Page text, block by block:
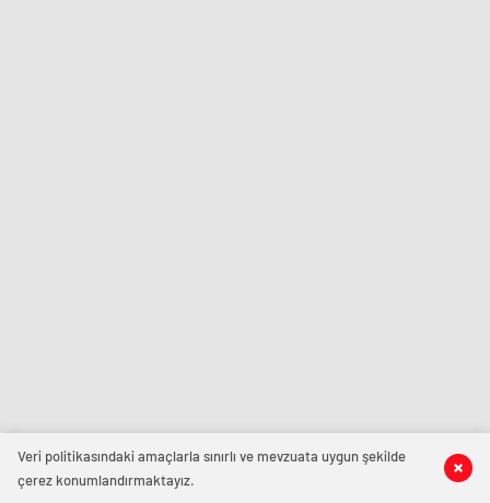
Veri politikasındaki amaçlarla sınırlı ve mevzuata uygun şekilde
çerez konumlandırmaktayız.